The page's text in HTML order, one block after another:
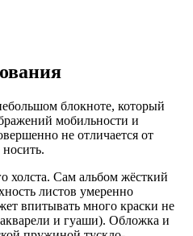
блокноте, который
мобильности и
не отличается от
носить.
холста. Сам альбом жёсткий
листов умеренно
впитывать много краски не
и гуаши). Обложка и